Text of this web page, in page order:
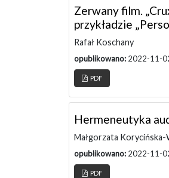
Zerwany film.
przykładzie
Rafał Koschany
opublikowano:2022-11-
PDF
Hermeneutyka
Małgorzata
opublikowano:2022-11-
PDF